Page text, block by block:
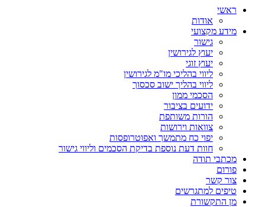
ראשי
אודות
מידע מקצועי
גישור
יעוץ לגירושין
יעוץ זוגי
ליווי בהליכי מו"מ לגירושין
ליווי בהליך ישוב סכסוך
הסכמי ממון
ידועים בציבור
הורות משותפת
צוואות וירושות
יפוי כח מתמשך ואפוטרופסות
חוות דעת נוספת בדיקת הסכמים וליווי גישור
מכתבי תודה
פורום
צור קשר
טיפים למתגרשים
מן התקשורת